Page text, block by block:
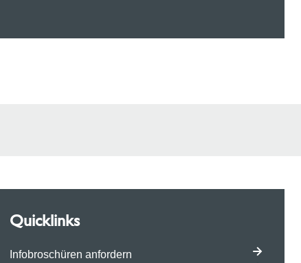
Quicklinks
Infobroschüren anfordern